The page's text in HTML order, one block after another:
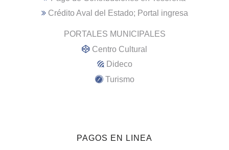
Crédito Aval del Estado; Portal ingresa
PORTALES MUNICIPALES
Centro Cultural
Dideco
Turismo
PAGOS EN LINEA